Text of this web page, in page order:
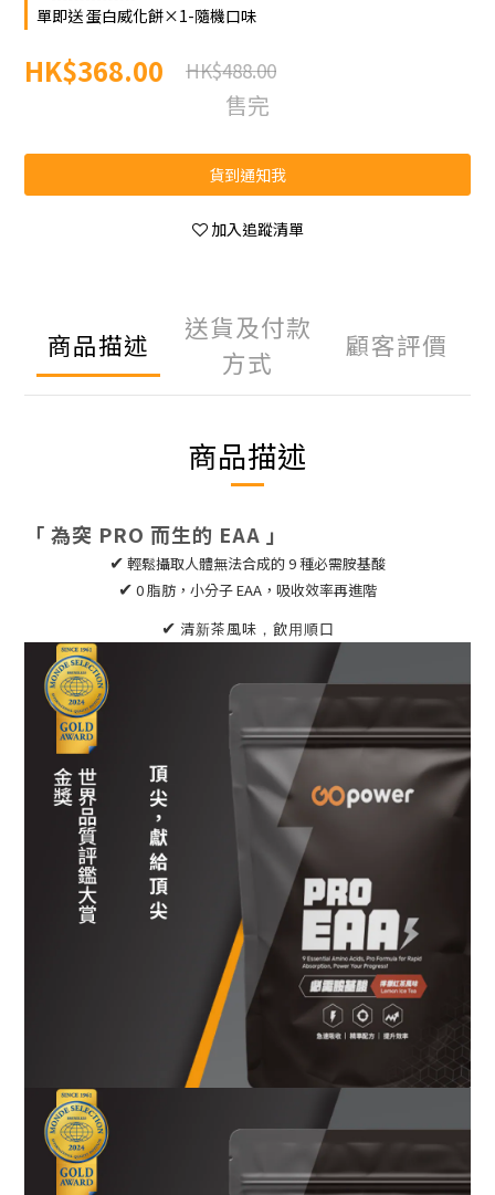
單即送 蛋白威化餅×1-隨機口味
HK$368.00 HK$488.00
售完
貨到通知我
加入追蹤清單
商品描述
送貨及付款
方式
顧客評價
商品描述
「 為突 PRO 而生的 EAA 」
✔ 輕鬆攝取人體無法合成的 9 種必需胺基酸
✔ 0脂肪，小分子EAA ，吸收效率再進階
✔ 清新茶風味，飲用順口